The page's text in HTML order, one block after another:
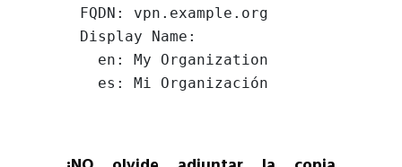
FQDN: vpn.example.org
Display Name:
  es: Mi Organización